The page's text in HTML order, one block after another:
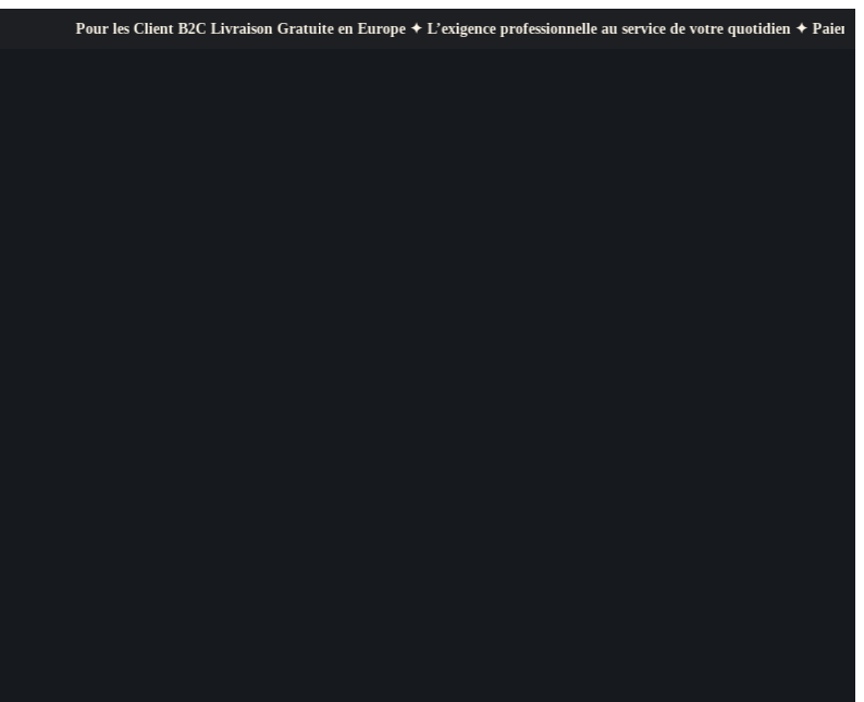
Pour les Client B2C Livraison Gratuite en Europe ✦ L’exigence professionnelle au service de votre quotidien ✦ Paiement sécurisé